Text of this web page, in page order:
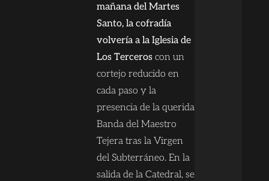
mañana del Martes
Santo, la cofradía
volvería a la Iglesia de
Los Terceroscon un
cortejo reducido en
cada paso y la
presencia de la querida
Banda del Maestro
Tejera tras la Virgen
del Subterráneo. En la
salida de la Catedral, se